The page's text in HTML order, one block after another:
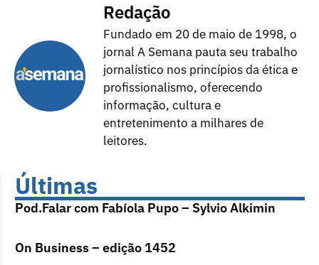
Redação
Fundado em 20 de maio de 1998, o
jornal A Semana pauta seu trabalho
jornalístico nos princípios da ética e
profissionalismo, oferecendo
informação, cultura e
entretenimento a milhares de
leitores.
Últimas
Pod.Falar com Fabíola Pupo – Sylvio Alkimin
On Business – edição 1452